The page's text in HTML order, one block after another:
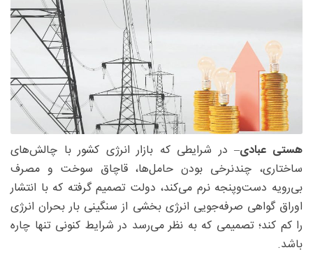
هستی عبادی– در شرایطی که بازار انرژی کشور با چالش‌های
ساختاری، چندنرخی بودن حامل‌ها، قاچاق سوخت و مصرف
بی‌رویه دست‌وپنجه نرم می‌کند، دولت تصمیم گرفته که با انتشار
اوراق گواهی صرفه‌جویی انرژی بخشی از سنگینی بار بحران انرژی
را کم کند؛ تصمیمی که به نظر می‌رسد در شرایط کنونی تنها چاره
باشد.